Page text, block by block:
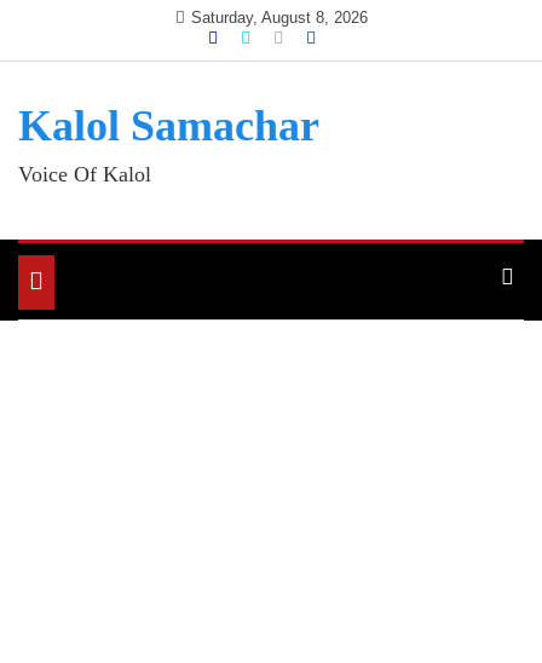
Saturday, August 8, 2026
Kalol Samachar
Voice Of Kalol
Toggle
navigation